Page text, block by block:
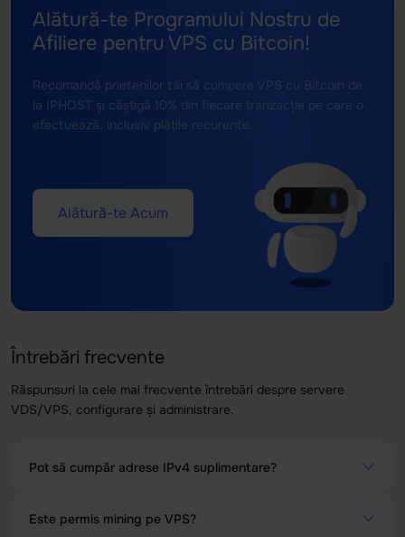
Alătură-te Programului Nostru de
Afiliere pentru VPS cu Bitcoin!
Recomandă prietenilor tăi să cumpere VPS cu Bitcoin de
la IPHOST și câștigă 10% din fiecare tranzacție pe care o
efectuează, inclusiv plățile recurente.
Alătură-te Acum
Întrebări frecvente
Răspunsuri la cele mai frecvente întrebări despre servere
VDS/VPS, configurare și administrare.
Pot să cumpăr adrese IPv4 suplimentare?
VPS-urile achiziționate cu criptomonede. Ai opțiunea de a
Este permis mining pe VPS?